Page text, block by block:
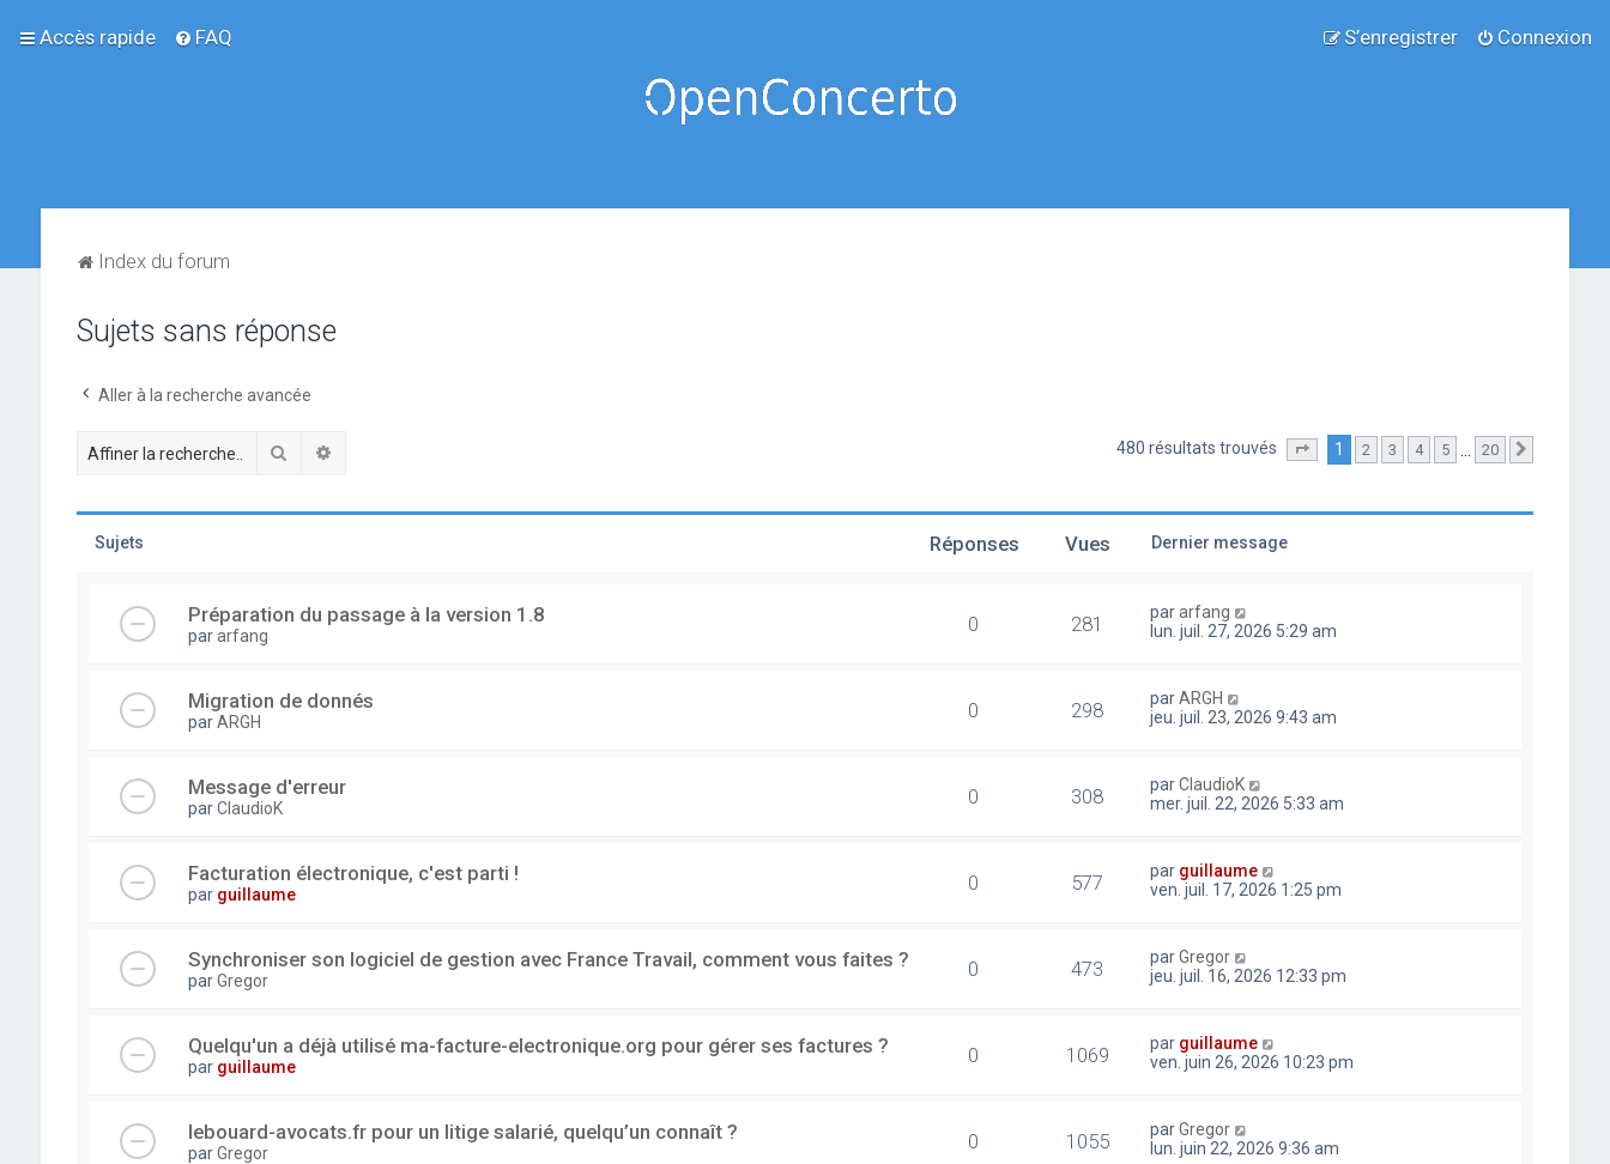
Accès rapide FAQ Connexion
S’enregistrer
Index du forum
Sujets sans réponse
Aller à la recherche avancée
Rechercher 480 résultats trouvés Page sur 20
1 2 3 4 5 20
Sujets Réponses Vues Dernier message
Préparation du passage à la version 1.8
pararfang 0 281 pararfang
lun. juil. 27, 2026 5:29 am
Migration de donnés
parARGH 0 298 parARGH
jeu. juil. 23, 2026 9:43 am
Message d'erreur
parClaudioK 0 308 parClaudioK
mer. juil. 22, 2026 5:33 am
Facturation électronique, c'est parti !
par guillaume 0 577 par guillaume
ven. juil. 17, 2026 1:25 pm
Synchroniser son logiciel de gestion avec France Travail, comment vous faites ?
parGregor 0 473 parGregor
jeu. juil. 16, 2026 12:33 pm
Quelqu'un a déjà utilisé ma-facture-electronique.org pour gérer ses factures ?
par guillaume 0 1069 par guillaume
ven. juin 26, 2026 10:23 pm
lebouard-avocats.fr pour un litige salarié, quelqu’un connaît ?
parGregor 0 1055 parGregor
lun. juin 22, 2026 9:36 am